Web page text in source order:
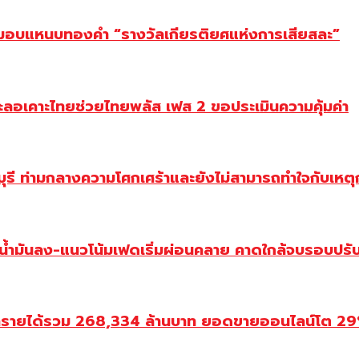
แหนบทองคำ “รางวัลเกียรติยศแห่งการเสียสละ”
คาะไทยช่วยไทยพลัส เฟส 2 ขอประเมินความคุ้มค่า
ามกลางความโศกเศร้าและยังไม่สามารถทำใจกับเห
มันลง-แนวโน้มเฟดเริ่มผ่อนคลาย คาดใกล้จบรอบปรั
ยได้รวม 268,334 ล้านบาท ยอดขายออนไลน์โต